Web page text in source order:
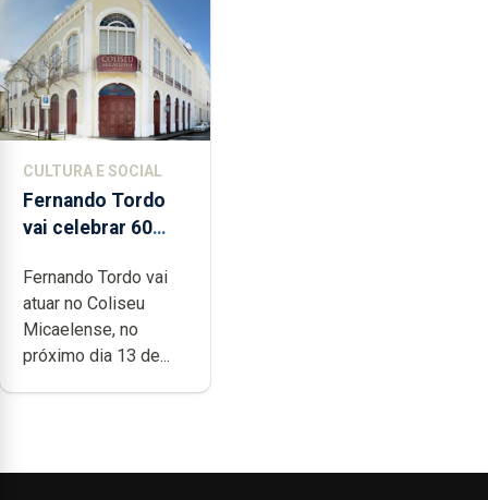
CULTURA E SOCIAL
Fernando Tordo
vai celebrar 60
no Coliseu
Micaelense
Fernando Tordo vai
atuar no Coliseu
Micaelense, no
próximo dia 13 de...